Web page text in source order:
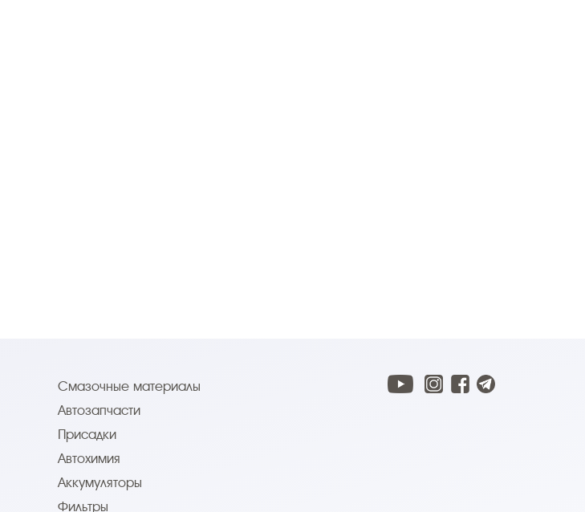
Смазочные материалы
Автозапчасти
Присадки
Автохимия
Аккумуляторы
Фильтры